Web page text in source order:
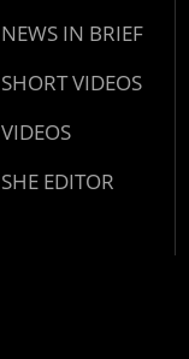
NEWS IN BRIEF
SHORT VIDEOS
VIDEOS
SHE EDITOR